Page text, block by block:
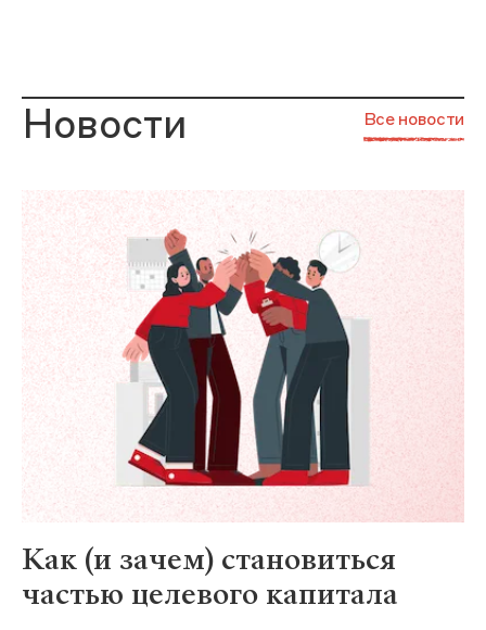
Новости Все новости
Как (и зачем) становиться
частью целевого капитала